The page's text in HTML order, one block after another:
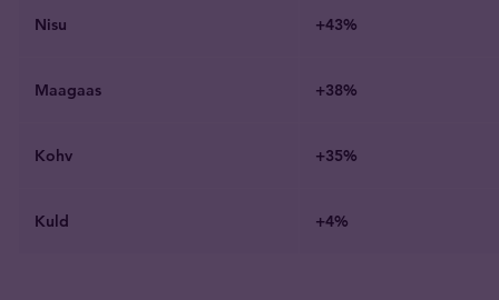
Nisu +43%
Maagaas +38%
Kohv +35%
Kuld +4%